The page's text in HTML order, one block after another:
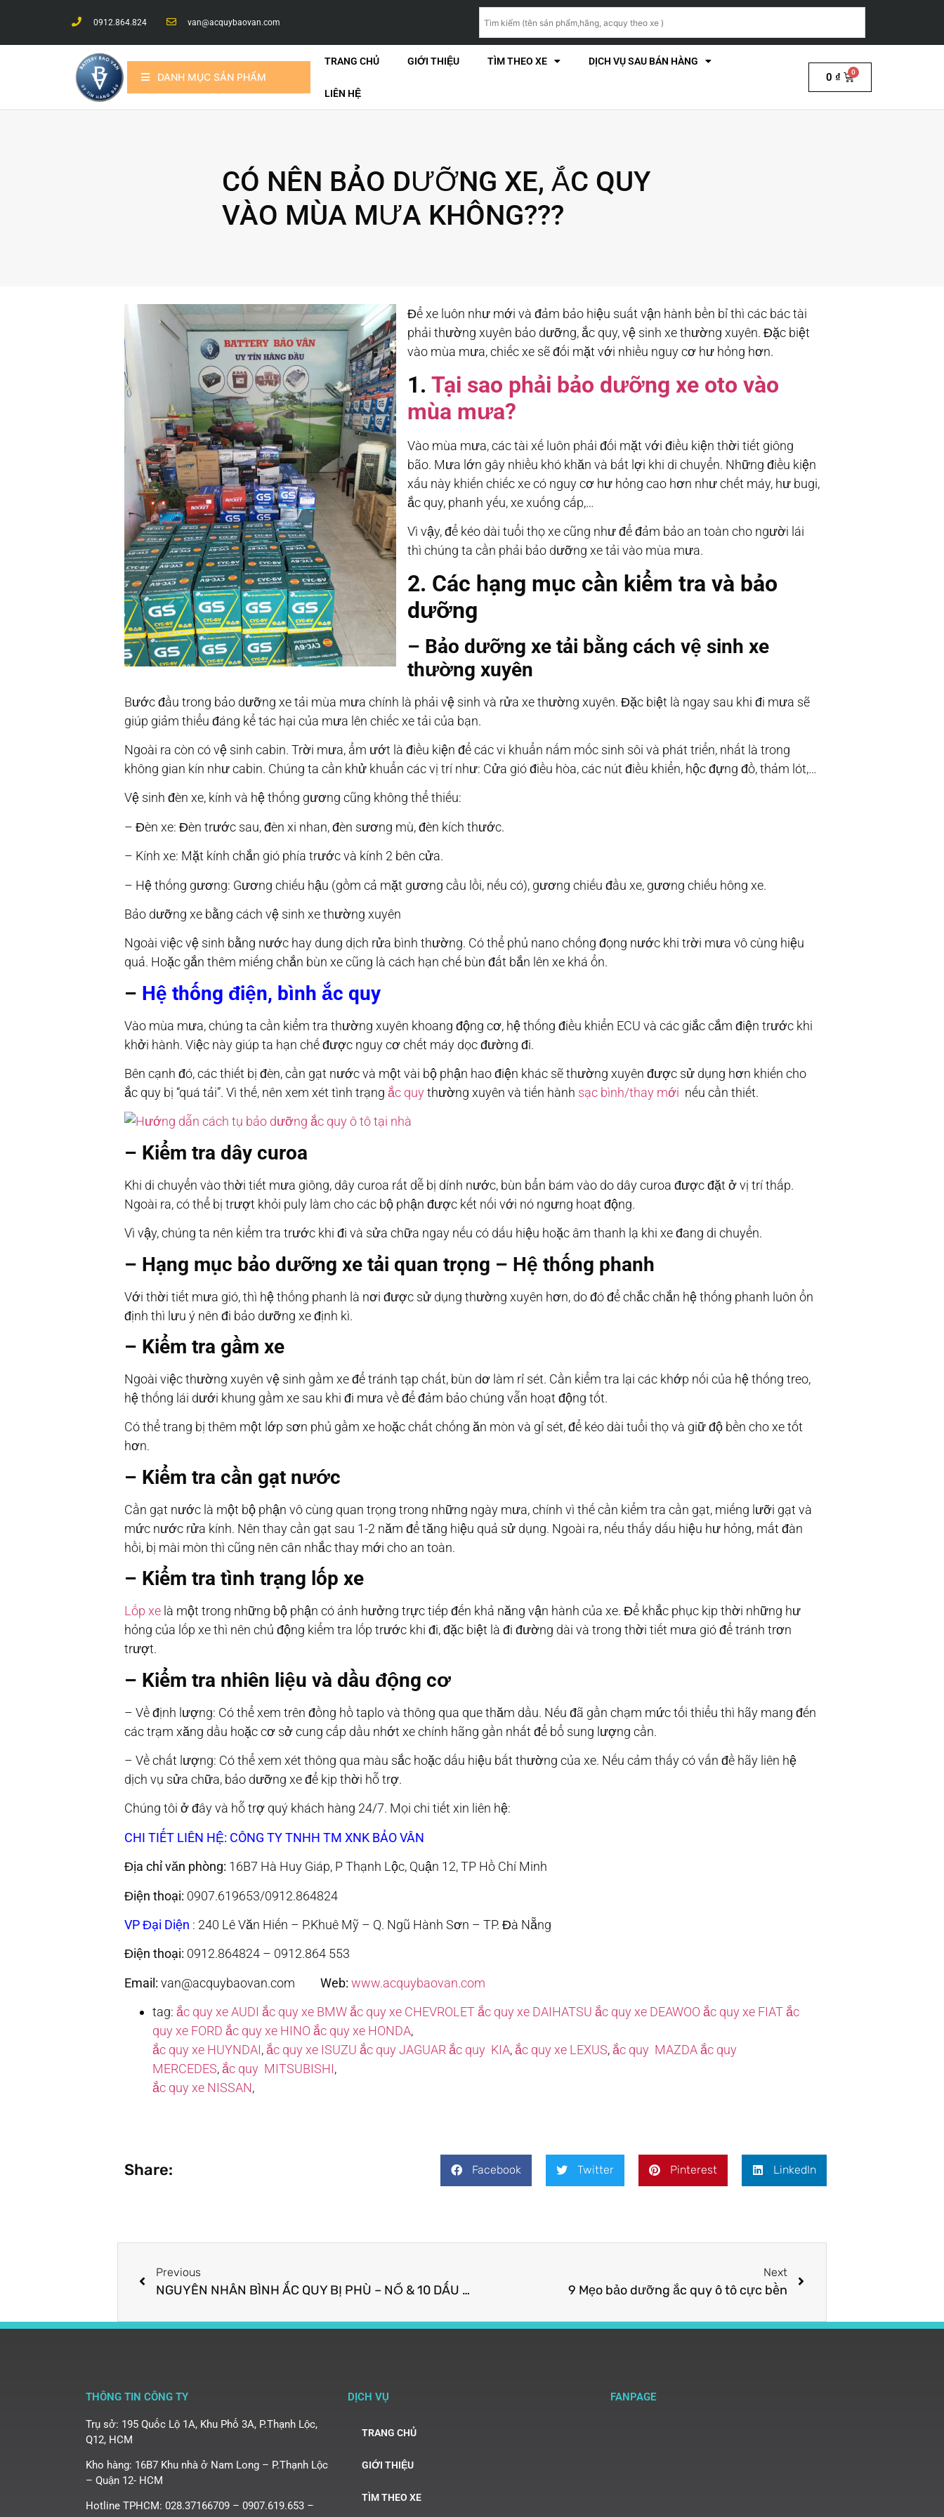
0912.864.824 van@acquybaovan.com
DANH MỤC SẢN PHẨM
TRANG CHỦ GIỚI THIỆU TÌM THEO XE DỊCH VỤ SAU BÁN HÀNG
LIÊN HỆ
0 ₫
CÓ NÊN BẢO DƯỠNG XE, ẮC QUY
VÀO MÙA MƯA KHÔNG???
Để xe luôn như mới và đảm bảo hiệu suất vận hành bền bỉ thì các bác tài
phải thường xuyên bảo dưỡng, ắc quy, vệ sinh xe thường xuyên. Đặc biệt
vào mùa mưa, chiếc xe sẽ đối mặt với nhiều nguy cơ hư hỏng hơn.
1. Tại sao phải bảo dưỡng xe oto vào
mùa mưa?
Vào mùa mưa, các tài xế luôn phải đối mặt với điều kiện thời tiết giông
bão. Mưa lớn gây nhiều khó khăn và bất lợi khi di chuyển. Những điều kiện
xấu này khiến chiếc xe có nguy cơ hư hỏng cao hơn như chết máy, hư bugi,
ắc quy, phanh yếu, xe xuống cấp,…
Vì vậy, để kéo dài tuổi thọ xe cũng như để đảm bảo an toàn cho người lái
thì chúng ta cần phải bảo dưỡng xe tải vào mùa mưa.
2. Các hạng mục cần kiểm tra và bảo
dưỡng
– Bảo dưỡng xe tải bằng cách vệ sinh xe
thường xuyên
Bước đầu trong bảo dưỡng xe tải mùa mưa chính là phải vệ sinh và rửa xe thường xuyên. Đặc biệt là ngay sau khi đi mưa sẽ
giúp giảm thiểu đáng kể tác hại của mưa lên chiếc xe tải của bạn.
Ngoài ra còn có vệ sinh cabin. Trời mưa, ẩm ướt là điều kiện để các vi khuẩn nấm mốc sinh sôi và phát triển, nhất là trong
không gian kín như cabin. Chúng ta cần khử khuẩn các vị trí như: Cửa gió điều hòa, các nút điều khiển, hộc đựng đồ, thảm lót,…
Vệ sinh đèn xe, kính và hệ thống gương cũng không thể thiếu:
– Đèn xe: Đèn trước sau, đèn xi nhan, đèn sương mù, đèn kích thước.
– Kính xe: Mặt kính chắn gió phía trước và kính 2 bên cửa.
– Hệ thống gương: Gương chiếu hậu (gồm cả mặt gương cầu lồi, nếu có), gương chiếu đầu xe, gương chiếu hông xe.
Bảo dưỡng xe bằng cách vệ sinh xe thường xuyên
Ngoài việc vệ sinh bằng nước hay dung dịch rửa bình thường. Có thể phủ nano chống đọng nước khi trời mưa vô cùng hiệu
quả. Hoặc gắn thêm miếng chắn bùn xe cũng là cách hạn chế bùn đất bắn lên xe khá ổn.
– Hệ thống điện, bình ắc quy
Vào mùa mưa, chúng ta cần kiểm tra thường xuyên khoang động cơ, hệ thống điều khiển ECU và các giắc cắm điện trước khi
khởi hành. Việc này giúp ta hạn chế được nguy cơ chết máy dọc đường đi.
Bên cạnh đó, các thiết bị đèn, cần gạt nước và một vài bộ phận hao điện khác sẽ thường xuyên được sử dụng hơn khiến cho
ắc quy bị “quá tải”. Vì thế, nên xem xét tình trạng ắc quythường xuyên và tiến hành sạc bình/thay mới nếu cần thiết.
– Kiểm tra dây curoa
Khi di chuyển vào thời tiết mưa giông, dây curoa rất dễ bị dính nước, bùn bẩn bám vào do dây curoa được đặt ở vị trí thấp.
Ngoài ra, có thể bị trượt khỏi puly làm cho các bộ phận được kết nối với nó ngưng hoạt động.
Vì vậy, chúng ta nên kiểm tra trước khi đi và sửa chữa ngay nếu có dấu hiệu hoặc âm thanh lạ khi xe đang di chuyển.
– Hạng mục bảo dưỡng xe tải quan trọng – Hệ thống phanh
Với thời tiết mưa gió, thì hệ thống phanh là nơi được sử dụng thường xuyên hơn, do đó để chắc chắn hệ thống phanh luôn ổn
định thì lưu ý nên đi bảo dưỡng xe định kì.
– Kiểm tra gầm xe
Ngoài việc thường xuyên vệ sinh gầm xe để tránh tạp chất, bùn dơ làm rỉ sét. Cần kiểm tra lại các khớp nối của hệ thống treo,
hệ thống lái dưới khung gầm xe sau khi đi mưa về để đảm bảo chúng vẫn hoạt động tốt.
Có thể trang bị thêm một lớp sơn phủ gầm xe hoặc chất chống ăn mòn và gỉ sét, để kéo dài tuổi thọ và giữ độ bền cho xe tốt
hơn.
– Kiểm tra cần gạt nước
Cần gạt nước là một bộ phận vô cùng quan trọng trong những ngày mưa, chính vì thế cần kiểm tra cần gạt, miếng lưỡi gạt và
mức nước rửa kính. Nên thay cần gạt sau 1-2 năm để tăng hiệu quả sử dụng. Ngoài ra, nếu thấy dấu hiệu hư hỏng, mất đàn
hồi, bị mài mòn thì cũng nên cân nhắc thay mới cho an toàn.
– Kiểm tra tình trạng lốp xe
Lốp xe là một trong những bộ phận có ảnh hưởng trực tiếp đến khả năng vận hành của xe. Để khắc phục kịp thời những hư
hỏng của lốp xe thì nên chủ động kiểm tra lốp trước khi đi, đặc biệt là đi đường dài và trong thời tiết mưa gió để tránh trơn
trượt.
– Kiểm tra nhiên liệu và dầu động cơ
– Về định lượng: Có thể xem trên đồng hồ taplo và thông qua que thăm dầu. Nếu đã gần chạm mức tối thiểu thì hãy mang đến
các trạm xăng dầu hoặc cơ sở cung cấp dầu nhớt xe chính hãng gần nhất để bổ sung lượng cần.
– Về chất lượng: Có thể xem xét thông qua màu sắc hoặc dấu hiệu bất thường của xe. Nếu cảm thấy có vấn đề hãy liên hệ
dịch vụ sửa chữa, bảo dưỡng xe để kịp thời hỗ trợ.
Chúng tôi ở đây và hỗ trợ quý khách hàng 24/7. Mọi chi tiết xin liên hệ:
CHI TIẾT LIÊN HỆ: CÔNG TY TNHH TM XNK BẢO VÂN
Địa chỉ văn phòng: 16B7 Hà Huy Giáp, P Thạnh Lộc, Quận 12, TP Hồ Chí Minh
Điện thoại: 0907.619653/0912.864824
VP Đại Diện : 240 Lê Văn Hiến – P.Khuê Mỹ – Q. Ngũ Hành Sơn – TP. Đà Nẵng
Điện thoại: 0912.864824 – 0912.864 553
Email: van@acquybaovan.com Web: www.acquybaovan.com
tag: ắc quy xe AUDI ắc quy xe BMWắc quy xe CHEVROLETắc quy xe DAIHATSU ắc quy xe DEAWOO ắc quy xe FIATắc
quy xe FORD ắc quy xe HINO ắc quy xe HONDA,
ắc quy xe HUYNDAI,ắc quy xe ISUZU ắc quy JAGUAR ắc quy KIA,ắc quy xe LEXUS,ắc quy MAZDAắc quy
MERCEDES,ắc quy MITSUBISHI,
ắc quy xe NISSAN,
Share: Facebook Twitter Pinterest LinkedIn
Previous
NGUYÊN NHÂN BÌNH ẮC QUY BỊ PHÙ – NỔ & 10 DẤU HIỆU ẮC QUY CẦN ĐƯỢC KIỂM TRA VÀ CHĂM SÓC
Next
9 Mẹo bảo dưỡng ắc quy ô tô cực bền
THÔNG TIN CÔNG TY
Trụ sở: 195 Quốc Lộ 1A, Khu Phố 3A, P.Thạnh Lộc,
Q12, HCM
Kho hàng: 16B7 Khu nhà ở Nam Long – P.Thạnh Lộc
– Quận 12- HCM
Hotline TPHCM: 028.37166709 – 0907.619.653 –
DỊCH VỤ
TRANG CHỦ
GIỚI THIỆU
TÌM THEO XE
FANPAGE